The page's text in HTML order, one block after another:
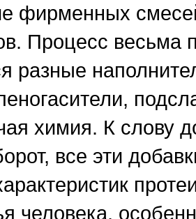
фирменных
Процесс весьма
разные
химия. К слову
все эти
человека,